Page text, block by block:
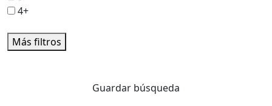
4+
Más filtros
Guardar búsqueda